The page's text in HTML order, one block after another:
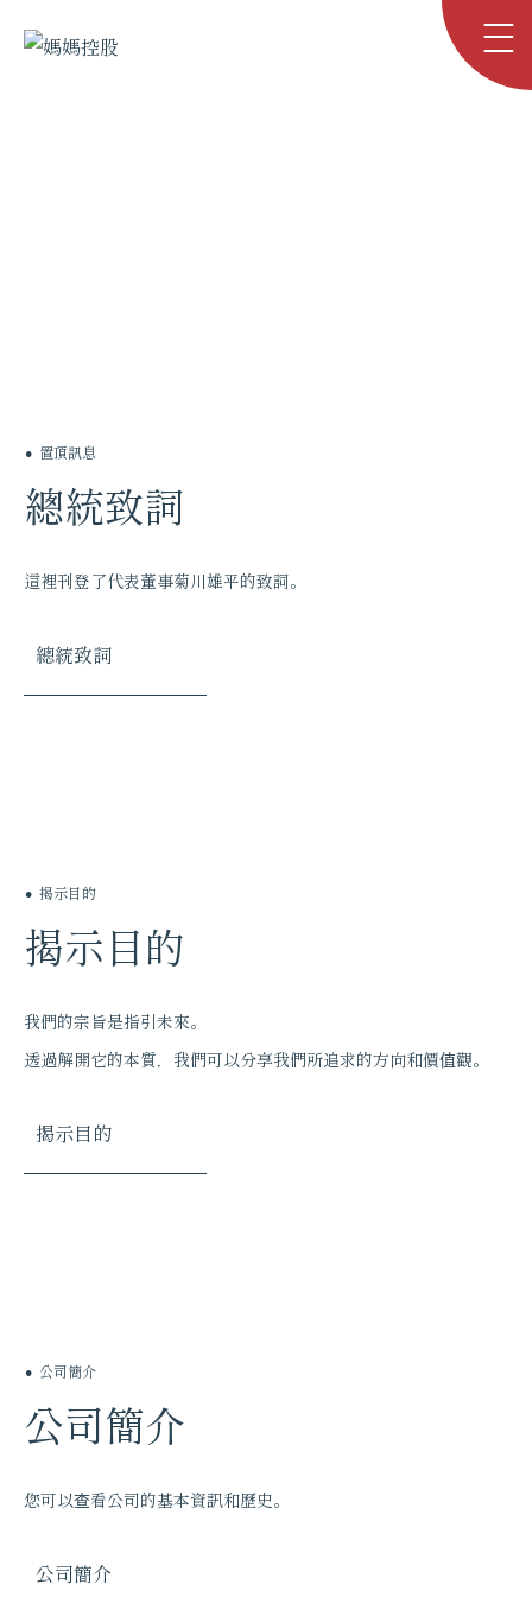
置頂訊息
總統致詞
這裡刊登了代表董事菊川雄平的致詞。
總統致詞
揭示目的
揭示目的
我們的宗旨是指引未來。
透過解開它的本質，我們可以分享我們所追求的方向和價值觀。
揭示目的
公司簡介
公司簡介
您可以查看公司的基本資訊和歷史。
公司簡介